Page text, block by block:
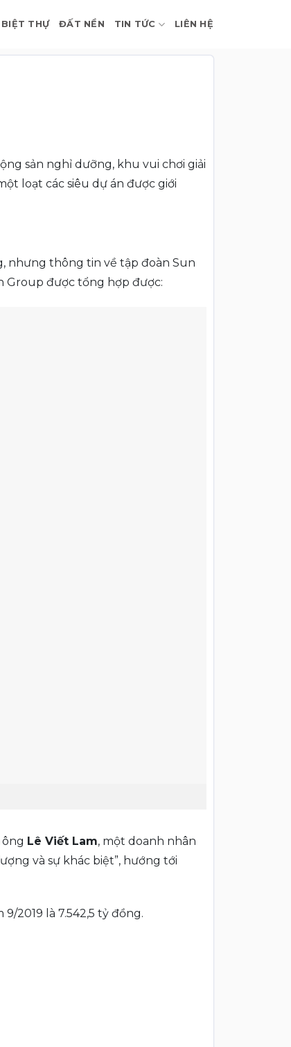
THỰ ĐẤT NỀN TIN TỨC LIÊN HỆ
sản nghỉ dưỡng, khu vui chơi giải
loạt các siêu dự án được giới
nhưng thông tin về tập đoàn Sun
Group được tổng hợp được:
Lê Viết Lam, một doanh nhân
và sự khác biệt”, hướng tới
2019 là 7.542,5 tỷ đồng.